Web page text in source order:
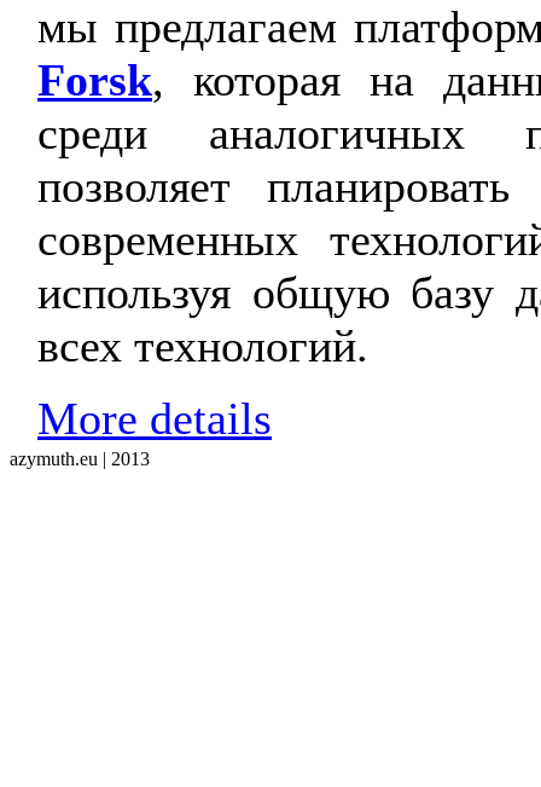
мы предлагаем
Forsk, которая на
среди аналогичных
позволяет
современных
используя общую базу
всех технологий.
More details
azymuth.eu | 2013